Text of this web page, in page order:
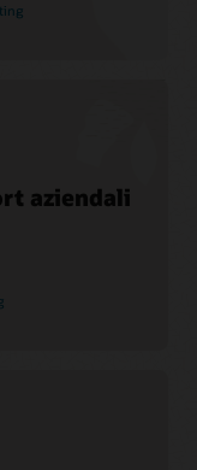
aziendali